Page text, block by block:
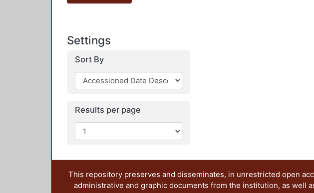
Settings
Sort By
Results per page
This repository preserves and disseminates, in unrestricted open
administrative and graphic documents from the institution, as